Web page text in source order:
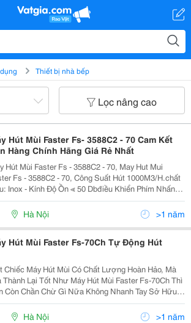
Thiết bị nhà bếp
Lọc nâng cao
Hút Mùi Faster Fs- 3588C2 - 70 Cam Kết
Hàng Chính Hãng Giá Rẻ Nhất
Hút Mùi Faster Fs - 3588C2 - 70, May Hut Mui
Fs - 3588C2 - 70, Công Suất Hút 1000M3/H.chất
Inox - Kính Độ Ồn ≪ 50 Dbđiều Khiển Phím Nhấn
Haloge. Noithatkienan.com Siêu Thị Bếp
Hà Nội >1 năm
Hút Mùi Faster Fs-70Ch Tự Động Hút
Chiếc Máy Hút Mùi Có Chất Lượng Hoàn Hảo, Mà
Thành Lại Tốt Như Máy Hút Mùi Faster Fs-70Ch Thì
Còn Chần Chừ Gì Nữa Không Nhanh Tay Sở Hữu
Mình 1 Chiếc. Có Thể Nói Máy Hút Mùi Faster Fs-
Được Rất Nhiều Các Bà Nội Trợ Tin Dùng. Với K
Hà Nội >1 năm